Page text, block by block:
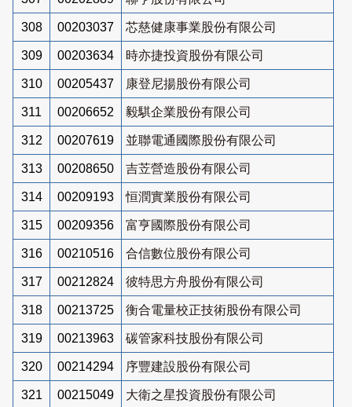
308 00203037 芯慈健康事業股份有限公司
309 00203634 時亦捷投資股份有限公司
310 00205437 康登尼揚股份有限公司
311 00206652 毅騏企業股份有限公司
312 00207619 並聯電通國際股份有限公司
313 00208650 吉苙營造股份有限公司
314 00209193 恒潤實業股份有限公司
315 00209356 富亨國際股份有限公司
316 00210516 合信數位股份有限公司
317 00212824 彼特思方舟股份有限公司
318 00213725 衡合電量校正技術股份有限公司
319 00213963 碳管家科技股份有限公司
320 00214294 序豐建設股份有限公司
321 00215049 大衛之星投資股份有限公司